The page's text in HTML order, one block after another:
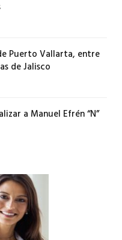
Puerto Vallarta, entre
de Jalisco
a Manuel Efrén “N”